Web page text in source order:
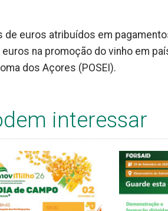
de euros atribuídos em
na promoção do vinho em
dos Açores (POSEI).
interessar